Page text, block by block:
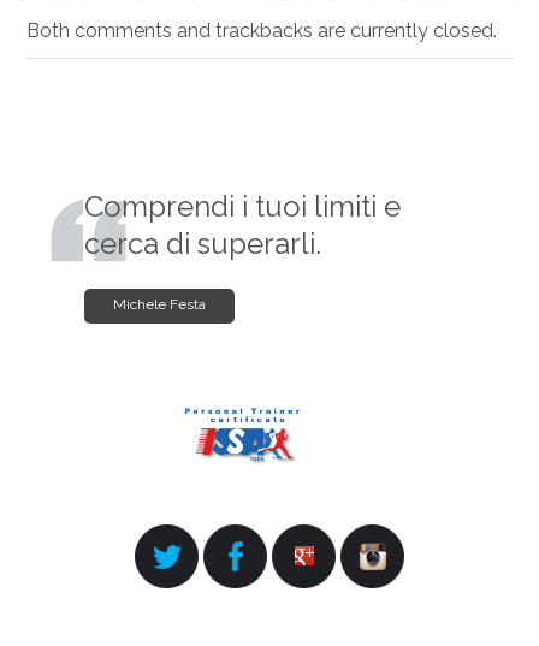
Both comments and trackbacks are currently closed.
Comprendi i tuoi limiti e
cerca di superarli.
Michele Festa